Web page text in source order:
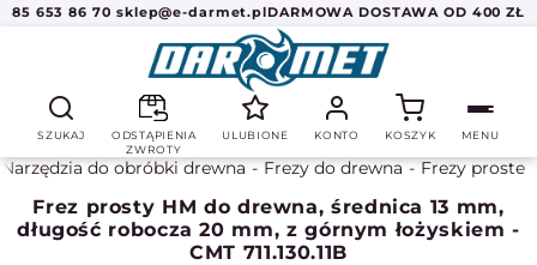
85 653 86 70 sklep@e-darmet.plDARMOWA DOSTAWA OD 400 ZŁ
SZUKAJ
ODSTĄPIENIA
ZWROTY
ULUBIONE KONTO KOSZYK MENU
Narzędzia do obróbki drewna Frezy do drewna Frezy proste
Frez prosty HM do drewna, średnica 13 mm,
długość robocza 20 mm, z górnym łożyskiem -
CMT 711.130.11B